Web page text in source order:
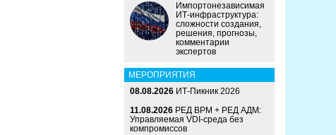
Импортонезависимая
ИТ-инфраструктура:
сложности создания,
решения, прогнозы,
комментарии
экспертов
МЕРОПРИЯТИЯ
08.08.2026 ИТ-Пикник 2026
11.08.2026 РЕД ВРМ + РЕД АДМ:
Управляемая VDI-среда без
компромиссов